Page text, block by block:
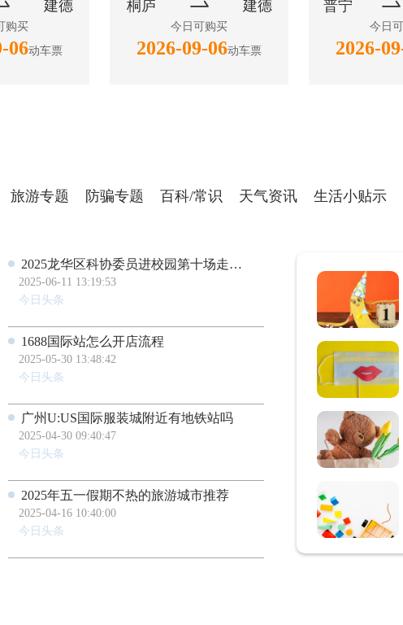
建德
购买
06动车票
桐庐  建德
今日可购买
2026-09-06动车票
普宁 
今日
2026-
旅游专题 防骗专题 百科/常识 天气资讯 生活小贴示
2025龙华区科协委员进校园第十场走进龙华区桂花小学—王细生医生《拥抱青春，解密成长》
2025-06-11 13:19:53
今日头条
1688国际站怎么开店流程
2025-05-30 13:48:42
今日头条
广州U:US国际服装城附近有地铁站吗
2025-04-30 09:40:47
今日头条
2025年五一假期不热的旅游城市推荐
2025-04-16 10:40:00
今日头条